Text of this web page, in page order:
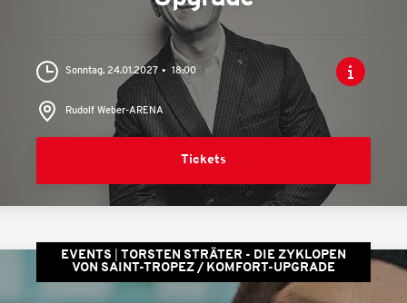
Sonntag, 24.01.2027 18:00
Rudolf Weber-ARENA
Tickets
EVENTS
TORSTEN STRÄTER - DIE ZYKLOPEN
VON SAINT-TROPEZ / KOMFORT-UPGRADE